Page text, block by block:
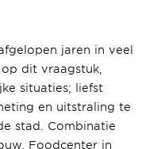
jaren in veel
dit vraagstuk,
situaties; liefst
en uitstraling te
stad. Combinatie
Foodcenter in